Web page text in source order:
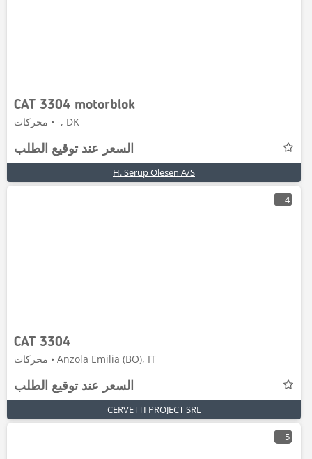
CAT 3304 motorblok
محركات • -, DK
السعر عند توقيع الطلب
H. Serup Olesen A/S
4
CAT 3304
محركات • Anzola Emilia (BO), IT
السعر عند توقيع الطلب
CERVETTI PROJECT SRL
5